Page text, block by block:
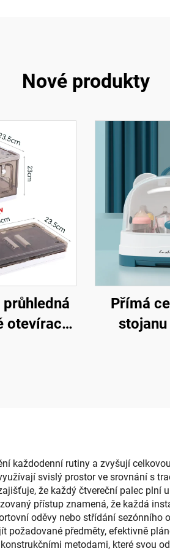
Nové produkty
otevírací
Přímá
stojanu
každodenní rutiny a zvyšují
svislý prostor ve srovnání s
že každý čtvereční palec plní
přístup znamená, že každá
oděvy nebo střídání
požadované předměty, efektivně
metodami, které svou